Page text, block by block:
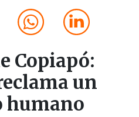
Copiapó:
un
humano